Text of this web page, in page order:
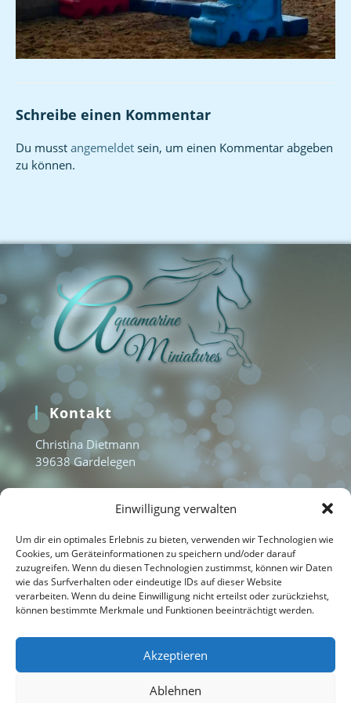
Einwilligung verwalten
Um dir ein optimales Erlebnis zu bieten, verwenden wir Technologien wie
Cookies, um Geräteinformationen zu speichern und/oder darauf
zuzugreifen. Wenn du diesen Technologien zustimmst, können wir Daten
wie das Surfverhalten oder eindeutige IDs auf dieser Website
verarbeiten. Wenn du deine Einwilligung nicht erteilst oder zurückziehst,
können bestimmte Merkmale und Funktionen beeinträchtigt werden.
Akzeptieren
Ablehnen
Schreibe einen Kommentar
Du musst angemeldet sein, um einen Kommentar abgeben
zu können.
Kontakt
Christina Dietmann
39638 Gardelegen
info@aquamarine-miniatures.com
Home
Kontakt
Datenschutzerklärung